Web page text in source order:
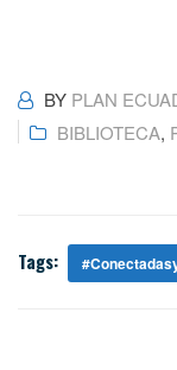
BY PLAN
BIBLIOTECA,
Tags: